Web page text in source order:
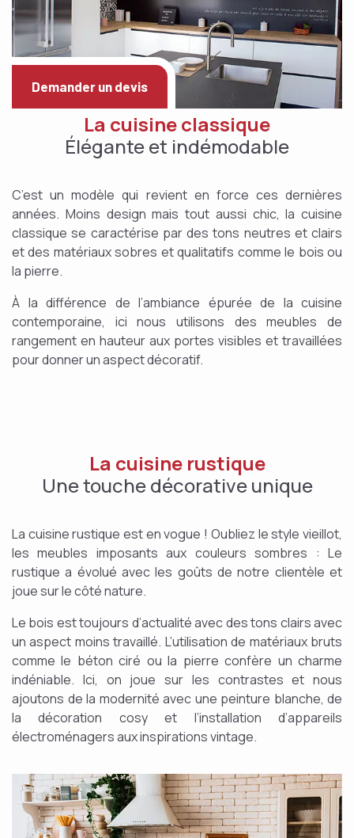
Demander un devis
La cuisine classique
Élégante et indémodable
C’est un modèle qui revient en force ces dernières
années. Moins design mais tout aussi chic, la cuisine
classique se caractérise par des tons neutres et clairs
et des matériaux sobres et qualitatifs comme le bois ou
la pierre.
À la différence de l’ambiance épurée de la cuisine
contemporaine, ici nous utilisons des meubles de
rangement en hauteur aux portes visibles et travaillées
pour donner un aspect décoratif.
La cuisine rustique
Une touche décorative unique
La cuisine rustique est en vogue ! Oubliez le style vieillot,
les meubles imposants aux couleurs sombres : Le
rustique a évolué avec les goûts de notre clientèle et
joue sur le côté nature.
Le bois est toujours d’actualité avec des tons clairs avec
un aspect moins travaillé. L’utilisation de matériaux bruts
comme le béton ciré ou la pierre confère un charme
indéniable. Ici, on joue sur les contrastes et nous
ajoutons de la modernité avec une peinture blanche, de
la décoration cosy et l’installation d’appareils
électroménagers aux inspirations vintage.